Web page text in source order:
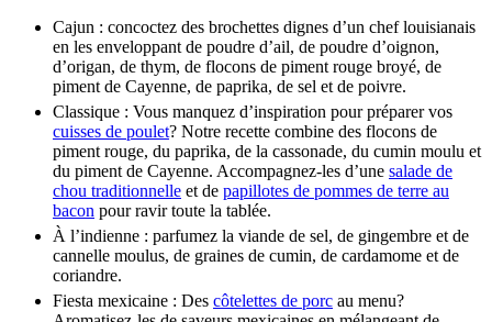
Cajun : concoctez des brochettes dignes d’un chef louisianais
en les enveloppant de poudre d’ail, de poudre d’oignon,
d’origan, de thym, de flocons de piment rouge broyé, de
piment de Cayenne, de paprika, de sel et de poivre.
Classique : Vous manquez d’inspiration pour préparer vos
cuisses de poulet? Notre recette combine des flocons de
piment rouge, du paprika, de la cassonade, du cumin moulu et
du piment de Cayenne. Accompagnez-les d’une salade de
chou traditionnelle et de papillotes de pommes de terre au
bacon pour ravir toute la tablée.
À l’indienne : parfumez la viande de sel, de gingembre et de
cannelle moulus, de graines de cumin, de cardamome et de
coriandre.
Fiesta mexicaine : Des côtelettes de porc au menu?